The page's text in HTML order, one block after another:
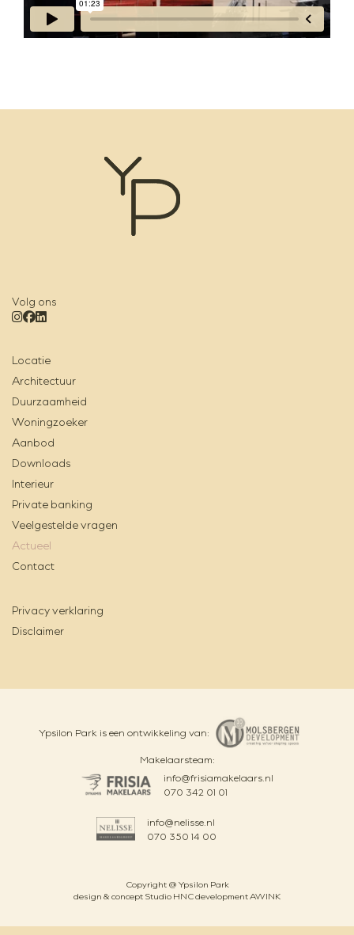
Volg ons
Locatie
Architectuur
Duurzaamheid
Woningzoeker
Aanbod
Downloads
Interieur
Private banking
Veelgestelde vragen
Actueel
Contact
Privacy verklaring
Disclaimer
Ypsilon Park is een ontwikkeling van:
Makelaarsteam:
info@frisiamakelaars.nl
070 342 01 01
info@nelisse.nl
070 350 14 00
Copyright @ Ypsilon Park
design & concept Studio HNCdevelopmentAWINK
Nu in verkoop,
mogelijk